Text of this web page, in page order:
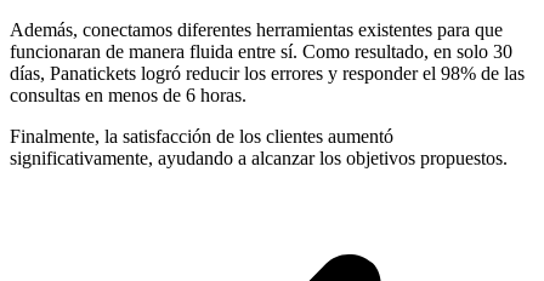
Además, conectamos diferentes herramientas existentes para que
funcionaran de manera fluida entre sí. Como resultado, en solo 30
días, Panatickets logró reducir los errores y responder el 98% de las
consultas en menos de 6 horas.
Finalmente, la satisfacción de los clientes aumentó
significativamente, ayudando a alcanzar los objetivos propuestos.